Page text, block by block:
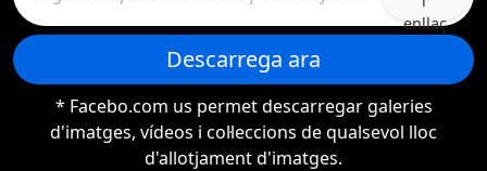
enllaç
Descarrega ara
* Facebo.com us permet descarregar galeries
d'imatges, vídeos i col·leccions de qualsevol lloc
d'allotjament d'imatges.